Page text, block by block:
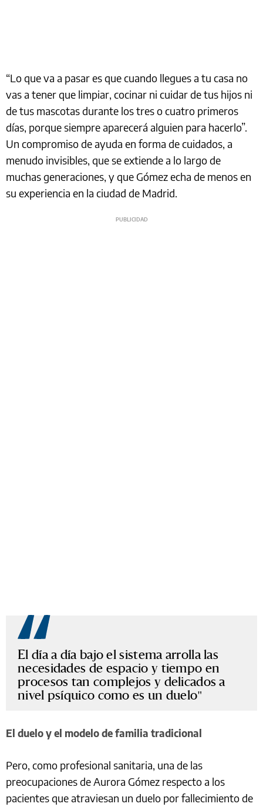
“Lo que va a pasar es que cuando llegues a tu casa no
vas a tener que limpiar, cocinar ni cuidar de tus hijos ni
de tus mascotas durante los tres o cuatro primeros
días, porque siempre aparecerá alguien para hacerlo”.
Un compromiso de ayuda en forma de cuidados, a
menudo invisibles, que se extiende a lo largo de
muchas generaciones, y que Gómez echa de menos en
su experiencia en la ciudad de Madrid.
El día a día bajo el sistema arrolla las
necesidades de espacio y tiempo en
procesos tan complejos y delicados a
nivel psíquico como es un duelo
El duelo y el modelo de familia tradicional
Pero, como profesional sanitaria, una de las
preocupaciones de Aurora Gómez respecto a los
pacientes que atraviesan un duelo por fallecimiento de